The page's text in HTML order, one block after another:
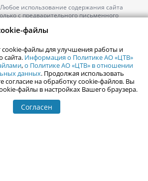
использование содержания сайта
с предварительного письменного
рекламы обращайтесь по тел.
информации в разделе «Афиша»
на использование сайта
обработки персональных данных
файлы
cookie-файлы для улучшения работы и
сайта. Информация о Политике АО «ЦТВ»
,о Политике АО «ЦТВ» в отношении
данных. Продолжая использовать
согласие на обработку cookie-файлов. Вы
файлы в настройках Вашего браузера.
Согласен